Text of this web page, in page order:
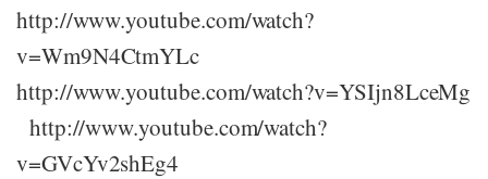
http://www.youtube.com/watch?
v=Wm9N4CtmYLc
http://www.youtube.com/watch?v=YSIjn8LceMg
http://www.youtube.com/watch?
v=GVcYv2shEg4